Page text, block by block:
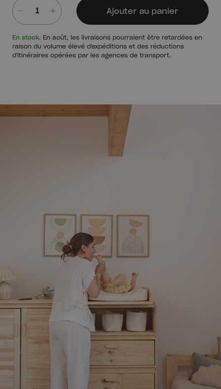
Ajouter au panier
En stock. En août, les livraisons pourraient être retardées en
raison du volume élevé d'expéditions et des réductions
d'itinéraires opérées par les agences de transport.